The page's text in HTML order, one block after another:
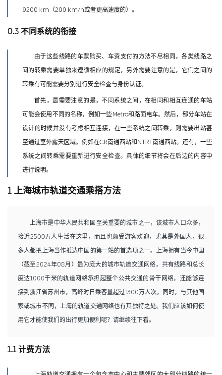
9200 km（200 km/h或者更高速度的）。
0.3 不同系统的衔接
由于这些线路的车票购买、车资支付的方法不尽相同，各类线路之
间的转乘需要单独来遵循相应的规定，另外需要注意的是，它们之间的
转乘有可能需要分别进行安全检查与身份认证。
首先，最需要注意的是，不同系统之间，在相同和相互连通的车站
可能会使用不同的名称，例如一些Metro和路面电车。然后，部分车站在
设计的时候并没有考虑相互连接，在一些系统之间转乘，则需要出站甚
至通过室外露天区域。例如在CR南通西站和NTRT南通西站。还有，一些
系统之间转乘需要重新进行安全检查。具体的细节将会在后边的内容中
进行说明。
1 上海城市轨道交通乘搭方法
上海市是中华人民共和国至关重要的城市之一，该城市人口众多，
接近2500万人生活在这里，而且也颇受游客欢迎，尤其是外国人，很
多人都把上海当作抵达中国的第一站的首选项之一。上海拥有当今中国
（截至2024年08月）最为庞大的城市轨道交通网络，共有线路和总长
度达1000千米的轨道网络承担起整个公共交通的骨干网络，还能够连
接到浙江省苏州市，高峰时日乘客量超过1300万人次。同时，与其他国
家或城市不同，上海的轨道交通网络也有其独特之处。我们应该如何使
用它才能使我们的出行更加便利呢？请继续往下看。
1.1 计费方法